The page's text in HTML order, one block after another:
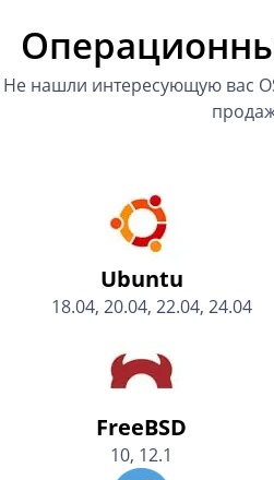
Не нашли интересующую вас
Ubuntu
18.04, 20.04, 22.04, 24.04
FreeBSD
10, 12.1